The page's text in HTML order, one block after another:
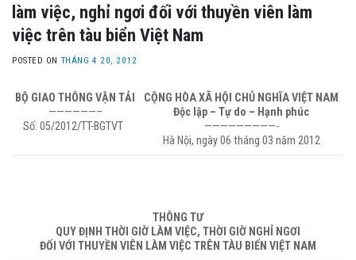
làm việc, nghỉ ngơi đối với thuyền viên làm
việc trên tàu biển Việt Nam
POSTED ON THÁNG 4 20, 2012
BỘ GIAO THÔNG VẬN TẢI
——————–
Số: 05/2012/TT-BGTVT
CỘNG HÒA XÃ HỘI CHỦ NGHĨA VIỆT NAM
Độc lập – Tự do – Hạnh phúc
—————————-
Hà Nội, ngày 06 tháng 03 năm 2012
THÔNG TƯ
QUY ĐỊNH THỜI GIỜ LÀM VIỆC, THỜI GIỜ NGHỈ NGƠI
ĐỐI VỚI THUYỀN VIÊN LÀM VIỆC TRÊN TÀU BIỂN VIỆT NAM